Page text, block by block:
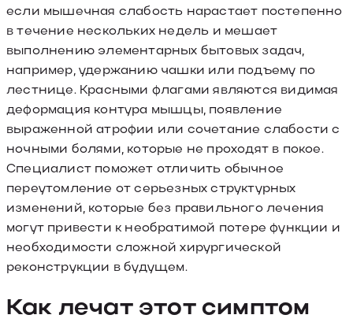
если мышечная слабость нарастает постепенно
в течение нескольких недель и мешает
выполнению элементарных бытовых задач,
например, удержанию чашки или подъему по
лестнице. Красными флагами являются видимая
деформация контура мышцы, появление
выраженной атрофии или сочетание слабости с
ночными болями, которые не проходят в покое.
Специалист поможет отличить обычное
переутомление от серьезных структурных
изменений, которые без правильного лечения
могут привести к необратимой потере функции и
необходимости сложной хирургической
реконструкции в будущем.
Как лечат этот симптом